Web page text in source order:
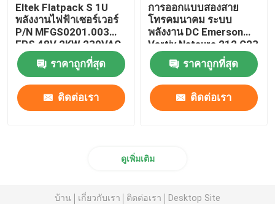
Eltek Flatpack S 1U
พลังงานไฟฟ้าเซอร์เวอร์
P/N MFGS0201.003
FPS 48V 2KW 230VAC
BD
ราคาถูกที่สุด
ติดต่อเรา
การออกแบบสองสาย
โทรคมนาคม ระบบ
พลังงาน DC Emerson
Vertiv Netsure 212 C23
20A 48V
ราคาถูกที่สุด
ติดต่อเรา
ดูเพิ่มเติม
บ้าน เกี่ยวกับเรา ติดต่อเรา Desktop Site